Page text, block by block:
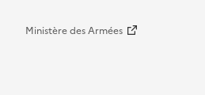
Ministère des Armées